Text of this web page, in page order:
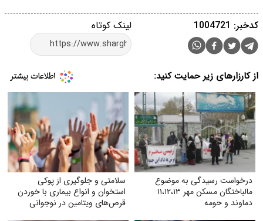
لینک کوتاه کدخبر: 1004721
از کارزارهای زیر حمایت کنید:
درخواست رسیدگی به موضوع
مالباختگان مسکن مهر ۱۱،۱۲،۱۳
دماوند و حومه
سلامتی و جلوگیری از پوکی
استخوان و انواع بیماری با خوردن
قرص‌های ویتامین در نوجوانی